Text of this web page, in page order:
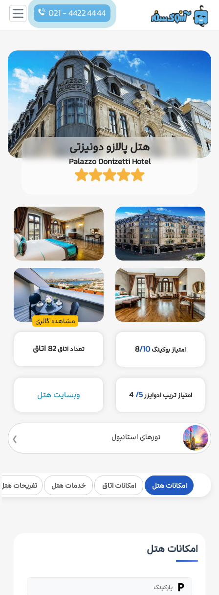
021 - 4422 44 44
هتل پالازو دونیزتی
Palazzo Donizetti Hotel
مشاهده گالری
امتیاز بوکینگ 8/10 تعداد اتاق82 اتاق
امتیاز تریپ ادوایزر5/
4 وبسایت هتل
تورهای استانبول
امکانات هتل امکانات اتاق خدمات هتل تفریحات
امکانات هتل
local_parking پارکینگ